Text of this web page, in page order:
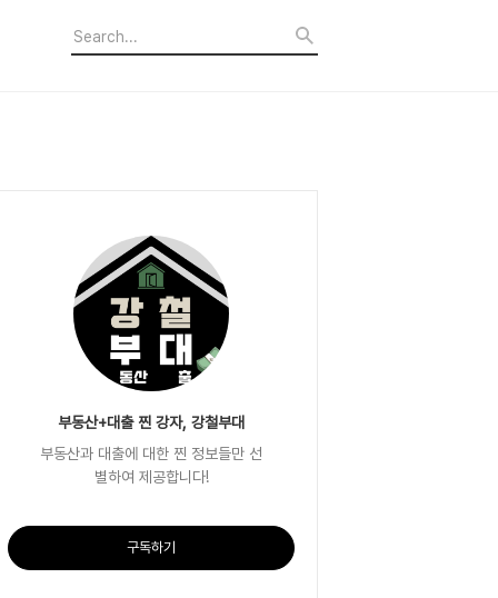
부동산+대출 찐 강자, 강철부대
부동산과 대출에 대한 찐 정보들만 선
별하여 제공합니다!
구독하기